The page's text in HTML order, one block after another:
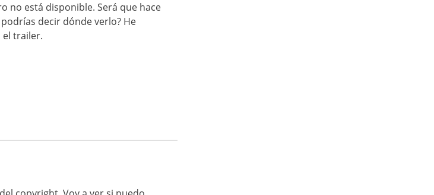
no está disponible. Será que hace
decir dónde verlo? He
el trailer.